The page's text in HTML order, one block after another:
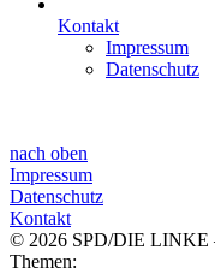
Kontakt
Impressum
Datenschutz
nach oben
Impressum
Datenschutz
Kontakt
© 2026 SPD/DIE LINKE
Themen: